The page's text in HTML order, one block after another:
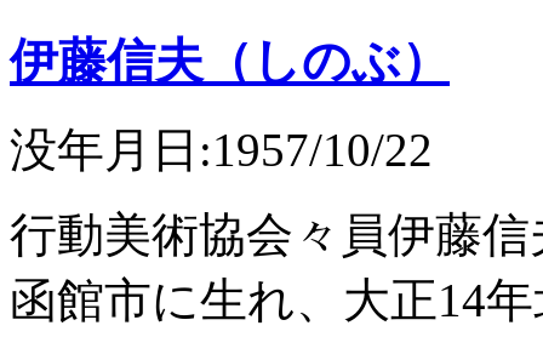
伊藤信夫（しのぶ）
没年月日:1957/10/22
行動美術協会々員伊藤
函館市に生れ、大正14